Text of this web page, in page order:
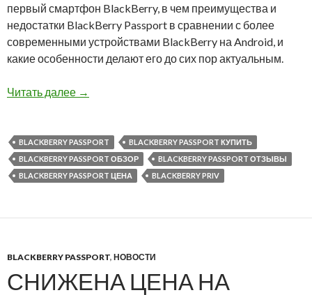
первый смартфон BlackBerry, в чем преимущества и
недостатки BlackBerry Passport в сравнении с более
современными устройствами BlackBerry на Android, и
какие особенности делают его до сих пор актуальным.
Читать далее Почему я до сих пор использую BlackBerry
→
BLACKBERRY PASSPORT
BLACKBERRY PASSPORT КУПИТЬ
BLACKBERRY PASSPORT ОБЗОР
BLACKBERRY PASSPORT ОТЗЫВЫ
BLACKBERRY PASSPORT ЦЕНА
BLACKBERRY PRIV
BLACKBERRY PASSPORT, НОВОСТИ
СНИЖЕНА ЦЕНА НА